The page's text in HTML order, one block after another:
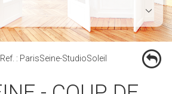
Ref. : ParisSeine-StudioSoleil